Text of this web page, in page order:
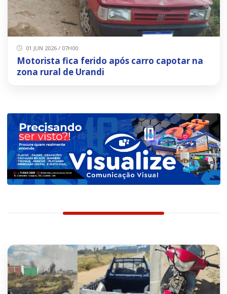
01 JUN 2026 / 07H00
Motorista fica ferido após carro capotar na
zona rural de Urandi